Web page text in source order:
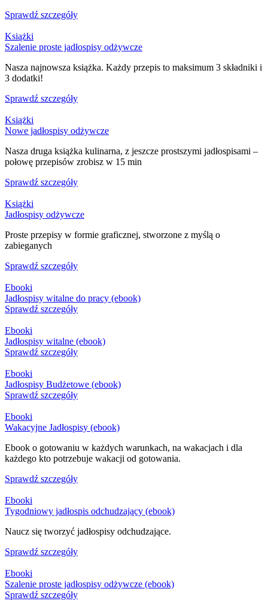
Sprawdź szczegóły
Książki
Szalenie proste jadłospisy odżywcze
Nasza najnowsza książka. Każdy przepis to maksimum 3 składniki i
3 dodatki!
Sprawdź szczegóły
Książki
Nowe jadłospisy odżywcze
Nasza druga książka kulinarna, z jeszcze prostszymi jadłospisami –
połowę przepisów zrobisz w 15 min
Sprawdź szczegóły
Książki
Jadłospisy odżywcze
Proste przepisy w formie graficznej, stworzone z myślą o
zabieganych
Sprawdź szczegóły
Ebooki
Jadłospisy witalne do pracy (ebook)
Sprawdź szczegóły
Ebooki
Jadłospisy witalne (ebook)
Sprawdź szczegóły
Ebooki
Jadłospisy Budżetowe (ebook)
Sprawdź szczegóły
Ebooki
Wakacyjne Jadłospisy (ebook)
Ebook o gotowaniu w każdych warunkach, na wakacjach i dla
każdego kto potrzebuje wakacji od gotowania.
Sprawdź szczegóły
Ebooki
Tygodniowy jadłospis odchudzający (ebook)
Naucz się tworzyć jadłospisy odchudzające.
Sprawdź szczegóły
Ebooki
Szalenie proste jadłospisy odżywcze (ebook)
Sprawdź szczegóły